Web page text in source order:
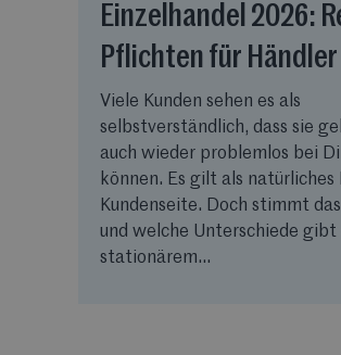
Einzelhandel 2026:
Pflichten für Händler
Viele Kunden sehen es als
selbstverständlich, dass sie
auch wieder problemlos bei
können. Es gilt als natürliches
Kundenseite. Doch stimmt
und welche Unterschiede gibt
stationärem...